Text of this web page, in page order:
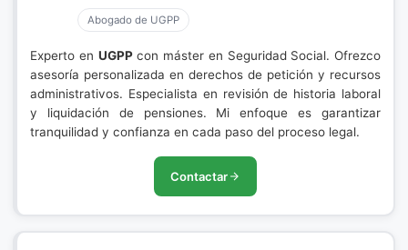
Abogado de UGPP
Experto en UGPPcon máster en Seguridad Social. Ofrezco
asesoría personalizada en derechos de petición y recursos
administrativos. Especialista en revisión de historia laboral
y liquidación de pensiones. Mi enfoque es garantizar
tranquilidad y confianza en cada paso del proceso legal.
Contactar